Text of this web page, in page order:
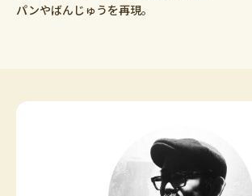
パンやばんじゅうを再現。